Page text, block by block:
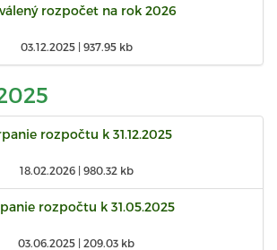
rozpočet na rok 2026
03.12.2025 | 937.95 kb
rozpočtu k 31.12.2025
18.02.2026 | 980.32 kb
rozpočtu k 31.05.2025
03.06.2025 | 209.03 kb